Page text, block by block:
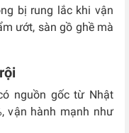
bị rung lắc khi vận
ướt, sàn gồ ghề mà
nguồn gốc từ Nhật
vận hành mạnh như